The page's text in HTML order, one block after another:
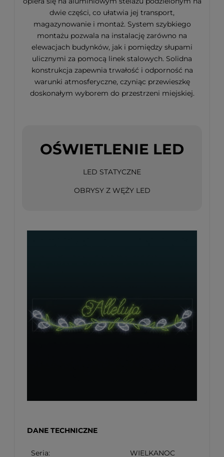
dwie części, co ułatwia jej transport,
magazynowanie i montaż. System szybkiego
montażu pozwala na instalację zarówno na
elewacjach budynków, jak i pomiędzy słupami
ulicznymi za pomocą linek stalowych. Solidna
konstrukcja zapewnia trwałość i odporność na
warunki atmosferyczne, czyniąc przewieszkę
doskonałym wyborem do przestrzeni miejskiej.
OŚWIETLENIE LED
LED STATYCZNE
OBRYSY Z WĘŻY LED
DANE TECHNICZNE
Seria: WIELKANOC